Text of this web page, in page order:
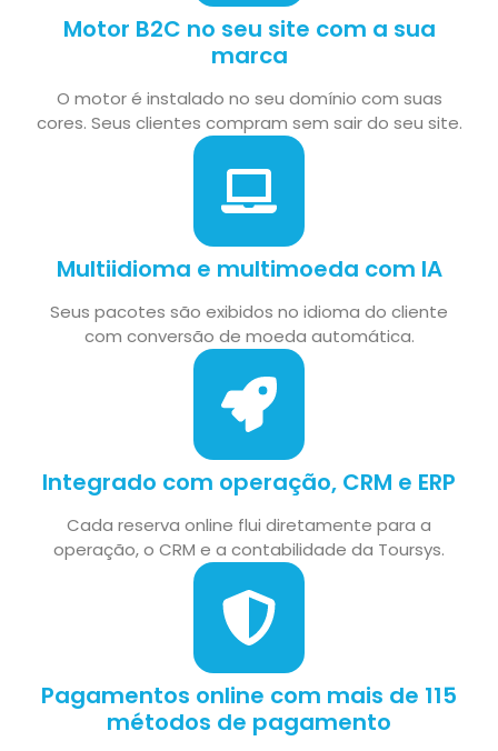
Motor B2C no seu site com a sua
marca
O motor é instalado no seu domínio com suas
cores. Seus clientes compram sem sair do seu site.
Multiidioma e multimoeda com IA
Seus pacotes são exibidos no idioma do cliente
com conversão de moeda automática.
Integrado com operação, CRM e ERP
Cada reserva online flui diretamente para a
operação, o CRM e a contabilidade da Toursys.
Pagamentos online com mais de 115
métodos de pagamento